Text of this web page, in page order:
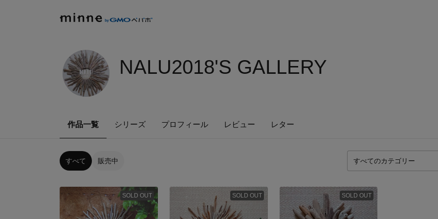
NALU2018'S GALLERY
作品一覧 シリーズ プロフィール レビュー レター
すべて 販売中
SOLD OUT SOLD OUT SOLD OUT